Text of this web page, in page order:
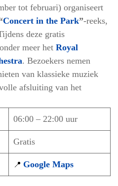
tot februari) organiseert
Concert in the Park”-reeks,
deze gratis
meer het Royal
. Bezoekers nemen
van klassieke muziek
afsluiting van het
06:00 – 22:00 uur
Gratis
📍 Google Maps